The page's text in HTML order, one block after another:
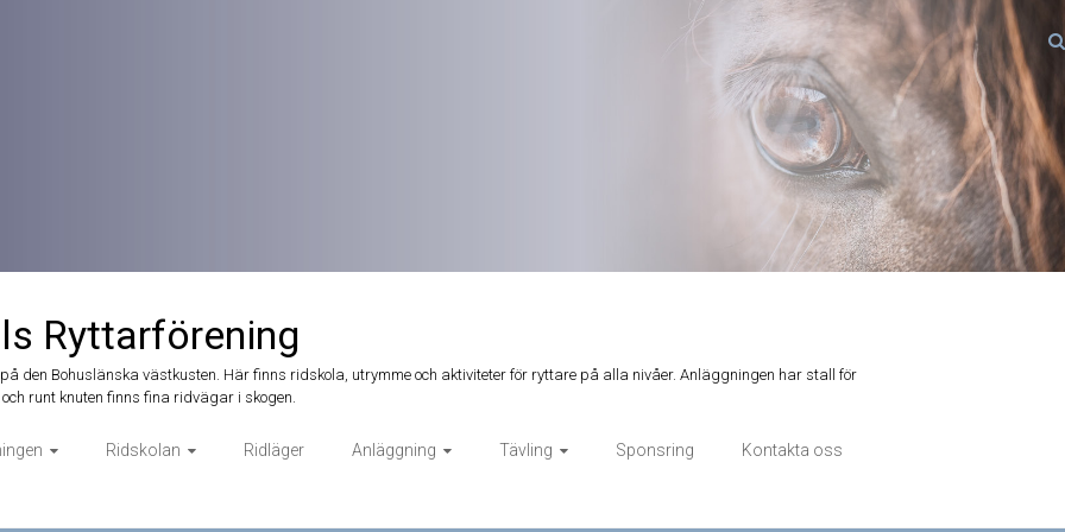
Ryttarförening
den Bohuslänska västkusten. Här finns ridskola, utrymme och aktiviteter för ryttare på alla nivåer. Anläggningen har stall för
runt knuten finns fina ridvägar i skogen.
Ridskolan Ridläger Anläggning Tävling Sponsring Kontakta oss